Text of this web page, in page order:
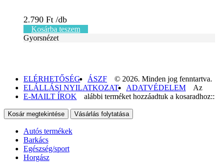
2.790 Ft
Kosárba teszem
Gyorsnézet
ELÉRHETŐSÉG
ÁSZF
ELÁLLÁSI NYILATKOZAT
ADATVÉDELEM
E-MAILT ÍROK
© 2026. Minden jog fenntartva.
Az
alábbi terméket hozzáadtuk a kosaradhoz::
Kosár megtekintése Vásárlás folytatása
Autós termékek
Barkács
Egészség/sport
Horgász